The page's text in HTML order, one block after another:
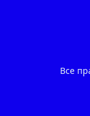
Все